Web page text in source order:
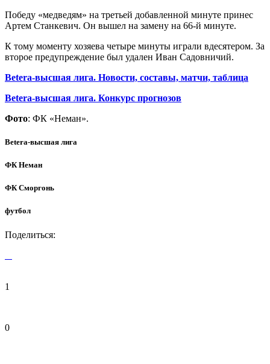
Победу «медведям» на третьей добавленной минуте принес
Артем Станкевич. Он вышел на замену на 66-й минуте.
К тому моменту хозяева четыре минуты играли вдесятером. За
второе предупреждение был удален Иван Садовничий.
Betera-высшая лига. Новости, составы, матчи, таблица
Betera-высшая лига. Конкурс прогнозов
Фото: ФК «Неман».
Betera-высшая лига
ФК Неман
ФК Сморгонь
футбол
Поделиться:
1
0